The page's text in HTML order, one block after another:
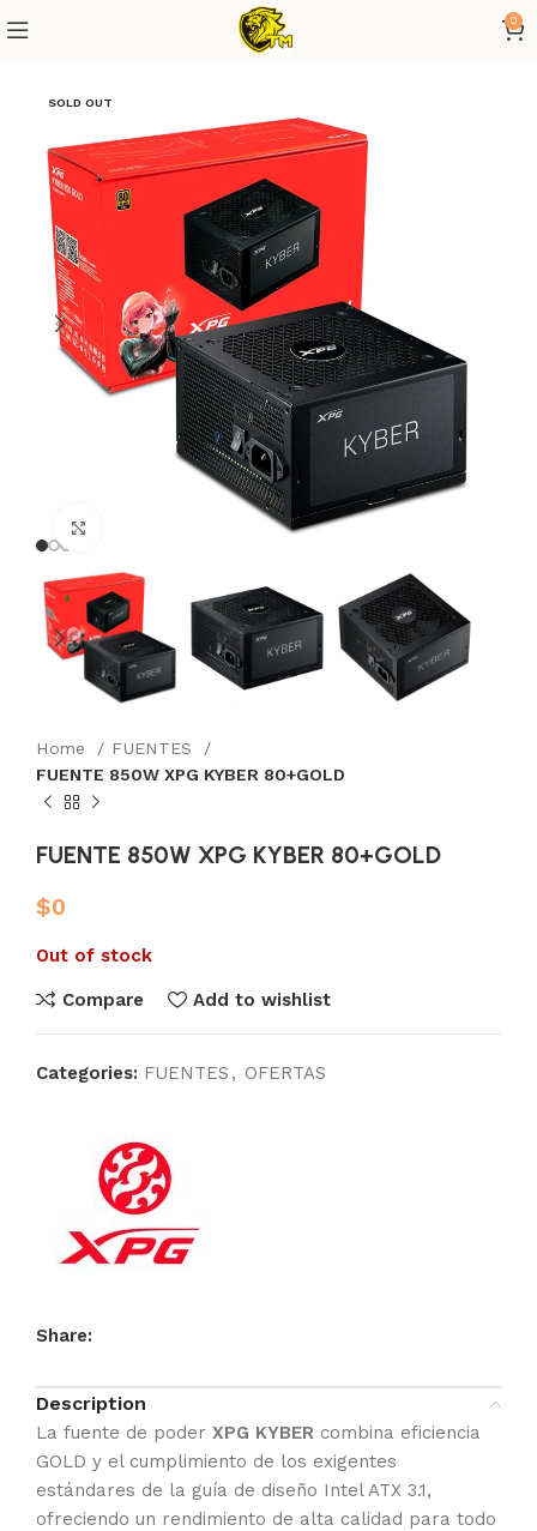
0
SOLD OUT
Home
FUENTES
FUENTE 850W XPG KYBER 80+GOLD
FUENTE 850W XPG KYBER 80+GOLD
$0
Out of stock
Compare Add to wishlist
Categories: FUENTES , OFERTAS
Share:
Description
La fuente de poder XPG KYBER combina eficiencia
GOLD y el cumplimiento de los exigentes
estándares de la guía de diseño Intel ATX 3.1,
ofreciendo un rendimiento de alta calidad para todo